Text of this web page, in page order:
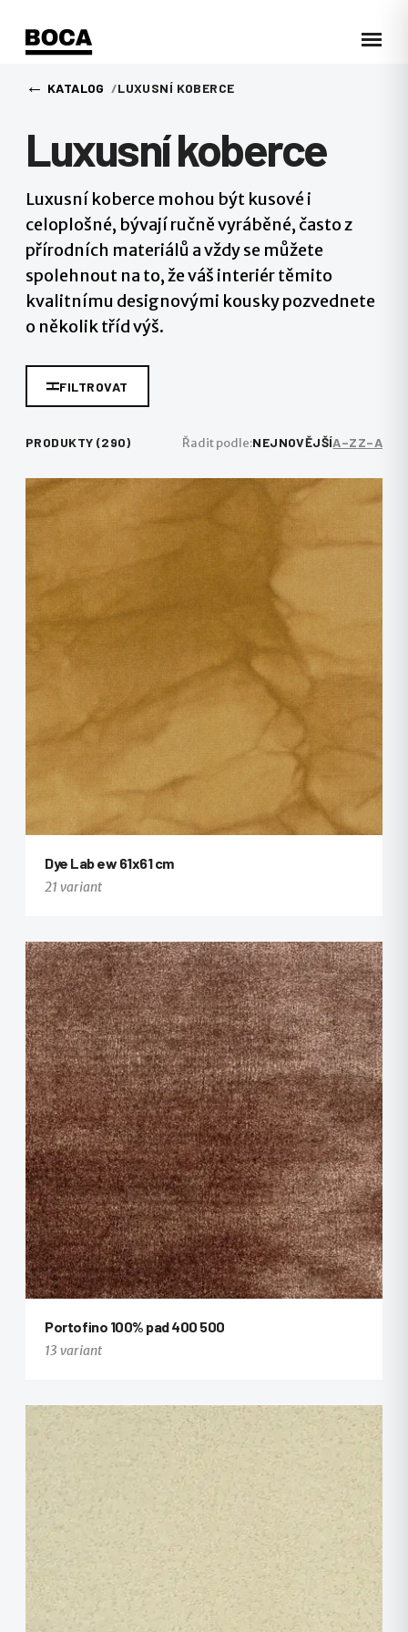
← KATALOG LUXUSNÍ KOBERCE
Luxusní koberce
Luxusní koberce mohou být kusové i
celoplošné, bývají ručně vyráběné, často z
přírodních materiálů a vždy se můžete
spolehnout na to, že váš interiér těmito
kvalitnímu designovými kousky pozvednete
o několik tříd výš.
FILTROVAT
PRODUKTY (290) Řadit podle:NEJNOVĚJŠÍA–ZZ–A
Dye Lab ew 61x61 cm
21 variant
+9
Portofino 100% pad 400 500
13 variant